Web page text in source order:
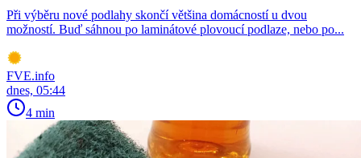
Při výběru nové podlahy skončí většina domácností u dvou
možností. Buď sáhnou po laminátové plovoucí podlaze, nebo po...
FVE.info
dnes, 05:44
4 min